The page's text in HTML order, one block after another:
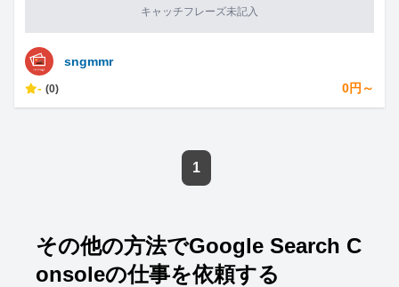
キャッチフレーズ未記入
sngmmr
- (0) 0円～
1
その他の方法でGoogle Search C
onsoleの仕事を依頼する